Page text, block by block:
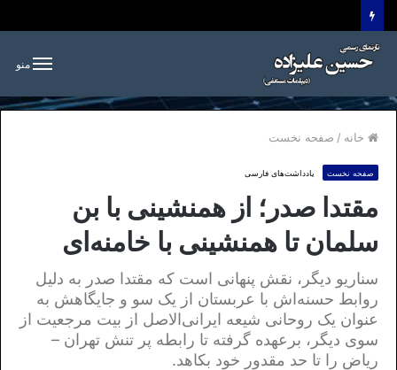
منو
خانه / صفحه نخست
صفحه نخست یادداشت‌های فارسی
مقتدا صدر؛ از همنشینی با بن
سلمان تا همنشینی با خامنه‌ای
سناریو دیگر، نقش پنهانی است که مقتدا صدر به دلیل
روابط حسنه‌اش با عربستان از یک سو و جایگاهش به
عنوان یک روحانی شیعه ایرانی‌الاصل از بیت مرجعیت از
سوی دیگر، برعهده گرفته تا رابطه پر تنش تهران –
ریاض را تا حد مقدور خود بکاهد.